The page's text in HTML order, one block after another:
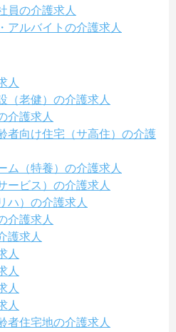
員の介護求人
アルバイトの介護求人
人
（老健）の介護求人
介護求人
者向け住宅（サ高住）の介護
ム（特養）の介護求人
ービス）の介護求人
ハ）の介護求人
介護求人
護求人
人
人
人
人
者住宅地の介護求人